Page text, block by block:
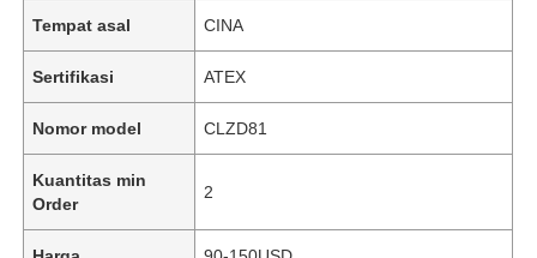
Tempat asal CINA
Sertifikasi ATEX
Nomor model CLZD81
Kuantitas min
Order
2